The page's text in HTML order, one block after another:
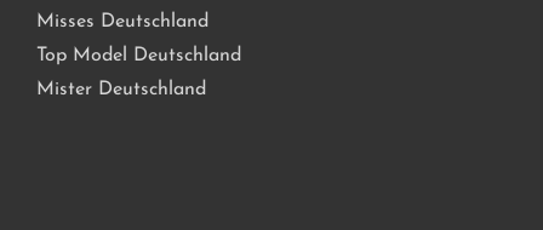
Misses Deutschland
Top Model Deutschland
Mister Deutschland